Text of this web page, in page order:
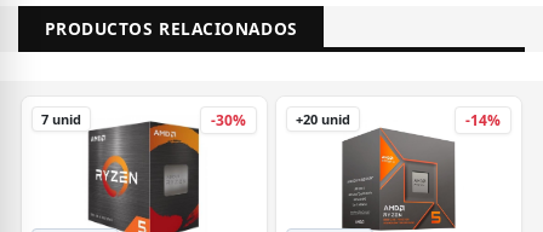
PRODUCTOS RELACIONADOS
-30%
7 unid -14%
+20 unid